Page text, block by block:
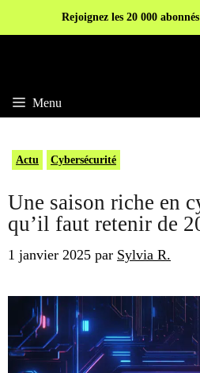
Rejoignez les 20 000
Menu
Actu Cybersécurité
Une saison riche en
qu’il faut retenir de
1 janvier 2025 par Sylvia R.